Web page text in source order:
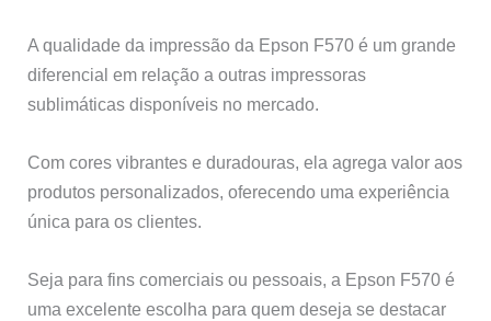
A qualidade da impressão da Epson F570 é um grande
diferencial em relação a outras impressoras
sublimáticas disponíveis no mercado.
Com cores vibrantes e duradouras, ela agrega valor aos
produtos personalizados, oferecendo uma experiência
única para os clientes.
Seja para fins comerciais ou pessoais, a Epson F570 é
uma excelente escolha para quem deseja se destacar